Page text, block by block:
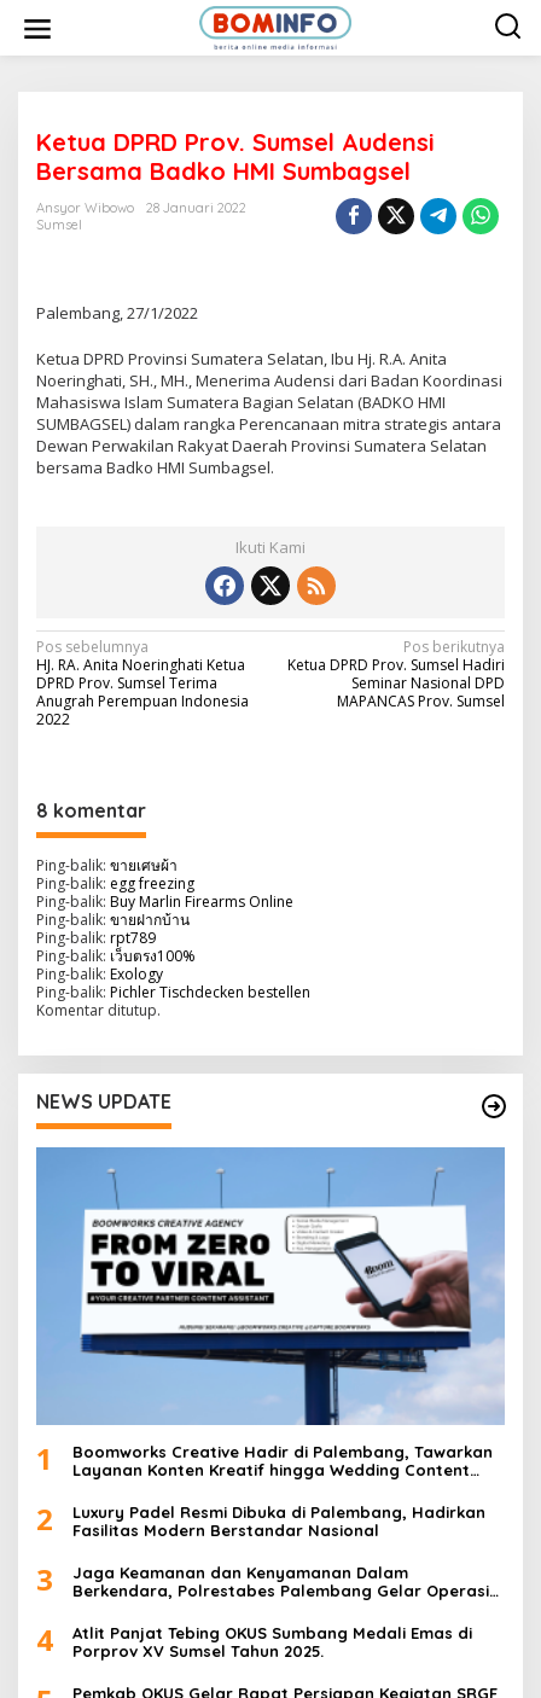
Ketua DPRD Prov. Sumsel Audensi
Bersama Badko HMI Sumbagsel
Ansyor Wibowo
28 Januari 2022
Sumsel
Palembang, 27/1/2022
Ketua DPRD Provinsi Sumatera Selatan, Ibu Hj. R.A. Anita
Noeringhati, SH., MH., Menerima Audensi dari Badan Koordinasi
Mahasiswa Islam Sumatera Bagian Selatan (BADKO HMI
SUMBAGSEL) dalam rangka Perencanaan mitra strategis antara
Dewan Perwakilan Rakyat Daerah Provinsi Sumatera Selatan
bersama Badko HMI Sumbagsel.
Ikuti Kami
N
a
v
a
s
i
p
o
s
Pos sebelumnya
HJ. RA. Anita Noeringhati Ketua
DPRD Prov. Sumsel Terima
Anugrah Perempuan Indonesia
2022
Pos berikutnya
Ketua DPRD Prov. Sumsel Hadiri
Seminar Nasional DPD
MAPANCAS Prov. Sumsel
8 komentar
Ping-balik: ขายเศษผ้า
Ping-balik: egg freezing
Ping-balik: Buy Marlin Firearms Online
Ping-balik: ขายฝากบ้าน
Ping-balik: rpt789
Ping-balik: เว็บตรง100%
Ping-balik: Exology
Ping-balik: Pichler Tischdecken bestellen
Komentar ditutup.
NEWS UPDATE
1
Boomworks Creative Hadir di Palembang, Tawarkan
Layanan Konten Kreatif hingga Wedding Content
2
Luxury Padel Resmi Dibuka di Palembang, Hadirkan
Fasilitas Modern Berstandar Nasional
3
Jaga Keamanan dan Kenyamanan Dalam
Berkendara, Polrestabes Palembang Gelar Operasi
4
Atlit Panjat Tebing OKUS Sumbang Medali Emas di
Porprov XV Sumsel Tahun 2025.
Pemkab OKUS Gelar Rapat Persiapan Kegiatan SRGF